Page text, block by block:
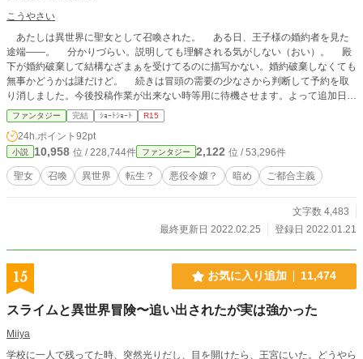
こうやさい
あたしは異世界に聖女として召喚された。 ある日、王子様の婚約者を見た
途端――。 分かりづらい。説明しても理解される気がしない（おい）。 殿
下が婚約破棄して結構なざまぁを受けてるのに描写かない。婚約破棄しなくても
無事かどうかは謎だけど。 続きは冒頭の需要の少なさから判断して予約を取
り消しました。今後投稿作業が出来ない時等用に待機させます。よって追加日時
は未定です。詳しくは近況ボード(https://www.alphapolis.co.jp/diary/view/9692
9)で。 ただいま諸事情で出すべきか否か微妙なので棚上げしてたのとか自サ
イトの方に上げるべきかどうか悩んでたのとか大昔のとかを放出中です。見直し
もあまり出来ないのでいつも以上に誤字脱字等も多いです。ご了承下さい。 UR
L of this novel:https://www.alphapolis.co.jp/novel/628331665/937590458
ファンタジー 完結 ｼｮｰﾄｼｮｰﾄ R15
24h.ポイント 92pt
小説 10,958 位 / 228,744件 ファンタジー 2,122 位 / 53,296件
聖女 召喚 異世界 転生？ 悪役令嬢？ 暗め ご都合主義
文字数 4,483
最終更新日 2022.02.25
登録日 2022.01.21
15 お気に入り追加 11,474
スライムと異世界冒険〜追い出されたが実は強かった
Miiya
学校に一人で残ってた時、突然光りだし、目を開けたら、王宮にいた。どうやら